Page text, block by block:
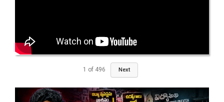
1 of 496 Next